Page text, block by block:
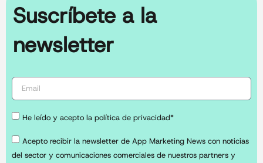
Suscríbete a la
newsletter
He leído y acepto la política de privacidad*
Acepto recibir la newsletter de App Marketing News con noticias
del sector y comunicaciones comerciales de nuestros partners y